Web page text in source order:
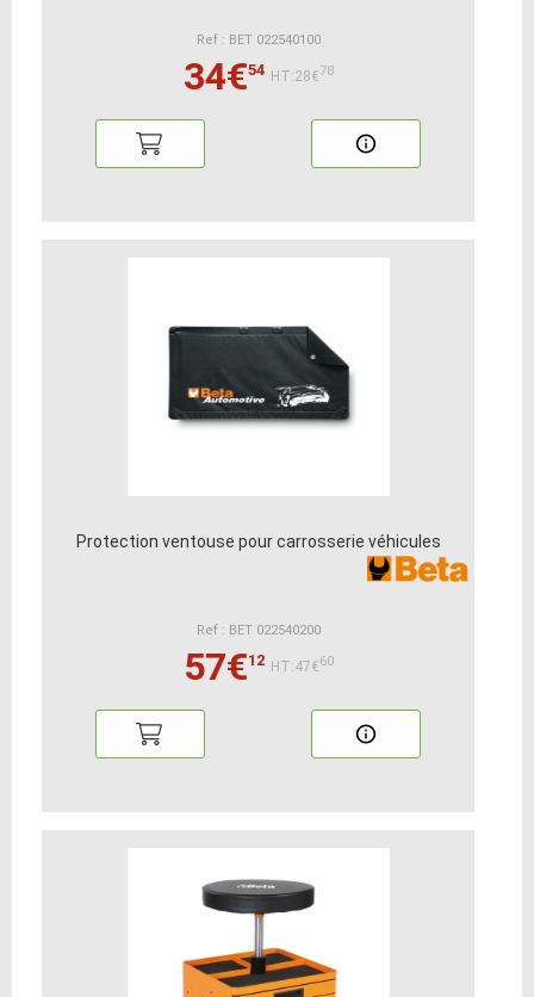
Ref : BET 022540100
34€54 HT:28€78
Protection ventouse pour carrosserie véhicules
Ref : BET 022540200
57€12 HT:47€60